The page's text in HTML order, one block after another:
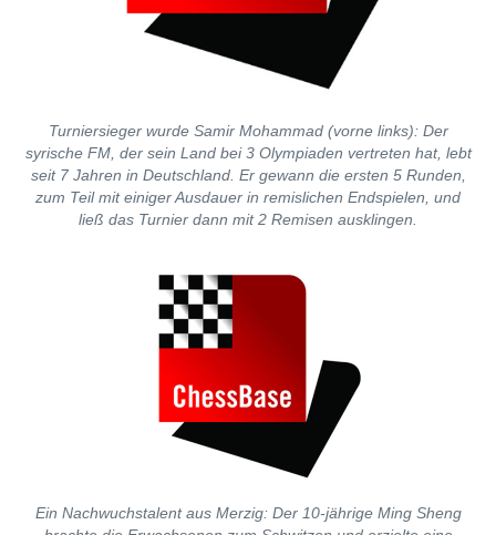
Turniersieger wurde Samir Mohammad (vorne links): Der
syrische FM, der sein Land bei 3 Olympiaden vertreten hat, lebt
seit 7 Jahren in Deutschland. Er gewann die ersten 5 Runden,
zum Teil mit einiger Ausdauer in remislichen Endspielen, und
ließ das Turnier dann mit 2 Remisen ausklingen.
Ein Nachwuchstalent aus Merzig: Der 10-jährige Ming Sheng